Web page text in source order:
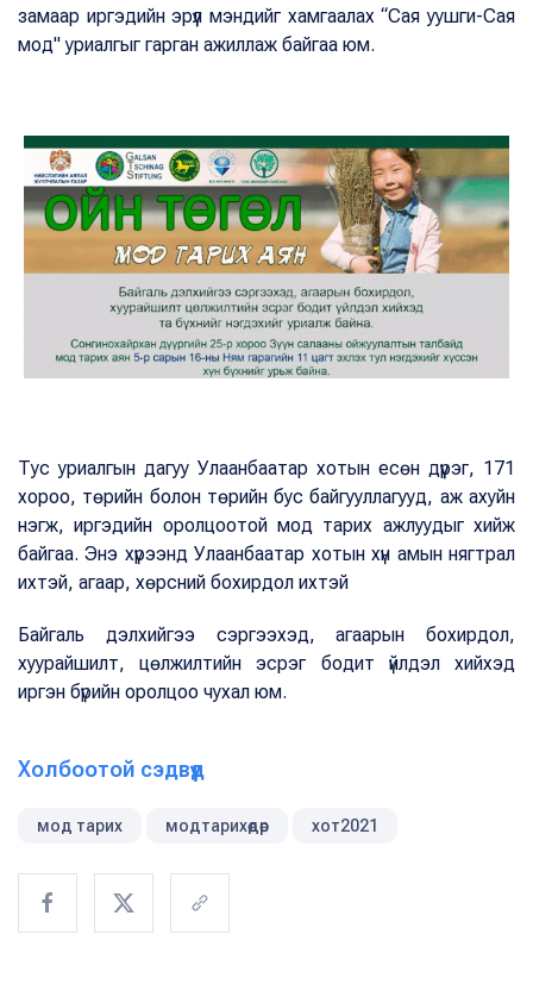
замаар иргэдийн эрүүл мэндийг хамгаалах “Сая уушги-Сая
мод" уриалгыг гарган ажиллаж байгаа юм.
Тус уриалгын дагуу Улаанбаатар хотын есөн дүүрэг, 171
хороо, төрийн болон төрийн бус байгууллагууд, аж ахуйн
нэгж, иргэдийн оролцоотой мод тарих ажлуудыг хийж
байгаа. Энэ хүрээнд Улаанбаатар хотын хүн амын нягтрал
ихтэй, агаар, хөрсний бохирдол ихтэй
Байгаль дэлхийгээ сэргээхэд, агаарын бохирдол,
хуурайшилт, цөлжилтийн эсрэг бодит үйлдэл хийхэд
иргэн бүрийн оролцоо чухал юм.
Холбоотой сэдвүүд
мод тарих модтарихөдөр хот2021